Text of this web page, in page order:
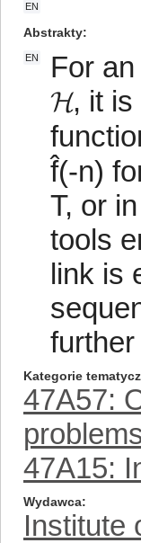
EN
Abstrakty
EN
For
𝓗, it is
f̂(-n)
T, or
tools
link is
Kategorie
47A57:
47A15:
Wydawca
Institute